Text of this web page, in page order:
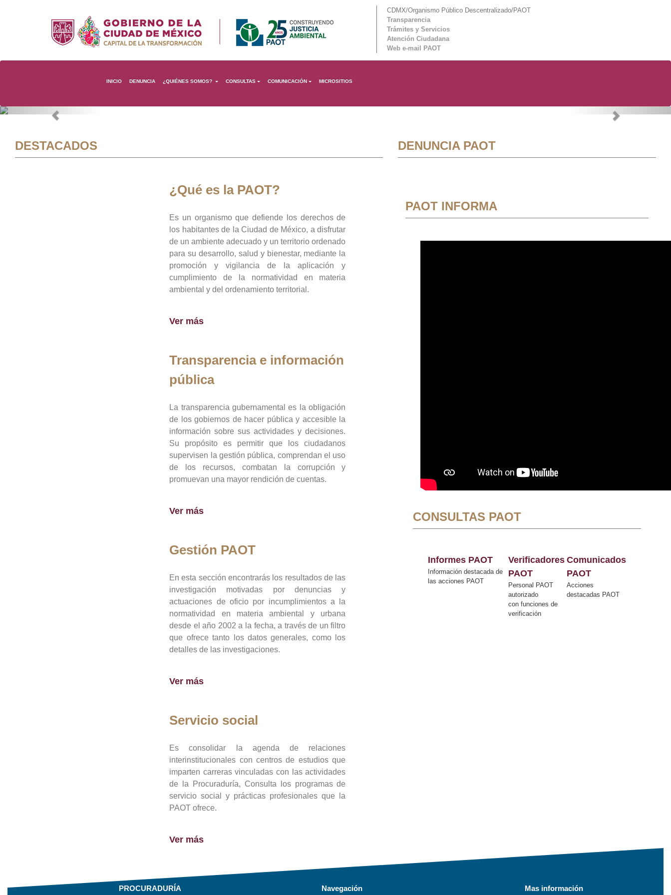
CDMX/Organismo Público Descentralizado/PAOT
Transparencia
Trámites y Servicios
Atención Ciudadana
Web e-mail PAOT
INICIO DENUNCIA ¿QUIÉNES SOMOS? CONSULTAS COMUNICACIÓN MICROSITIOS
Previous Next
DESTACADOS
¿Qué es la PAOT?
Es un organismo que defiende los derechos de
los habitantes de la Ciudad de México, a disfrutar
de un ambiente adecuado y un territorio ordenado
para su desarrollo, salud y bienestar, mediante la
promoción y vigilancia de la aplicación y
cumplimiento de la normatividad en materia
ambiental y del ordenamiento territorial.
Ver más
Transparencia e información
pública
La transparencia gubernamental es la obligación
de los gobiernos de hacer pública y accesible la
información sobre sus actividades y decisiones.
Su propósito es permitir que los ciudadanos
supervisen la gestión pública, comprendan el uso
de los recursos, combatan la corrupción y
promuevan una mayor rendición de cuentas.
Ver más
Gestión PAOT
En esta sección encontrarás los resultados de las
investigación motivadas por denuncias y
actuaciones de oficio por incumplimientos a la
normatividad en materia ambiental y urbana
desde el año 2002 a la fecha, a través de un filtro
que ofrece tanto los datos generales, como los
detalles de las investigaciones.
Ver más
Servicio social
Es consolidar la agenda de relaciones
interinstitucionales con centros de estudios que
imparten carreras vinculadas con las actividades
de la Procuraduría, Consulta los programas de
servicio social y prácticas profesionales que la
PAOT ofrece.
Ver más
DENUNCIA PAOT
PAOT INFORMA
CONSULTAS PAOT
Informes PAOT
Información destacada de
las acciones PAOT
Verificadores
PAOT
Personal PAOT
autorizado
con funciones de
verificación
Comunicados
PAOT
Acciones
destacadas PAOT
PROCURADURÍA Navegación Mas información